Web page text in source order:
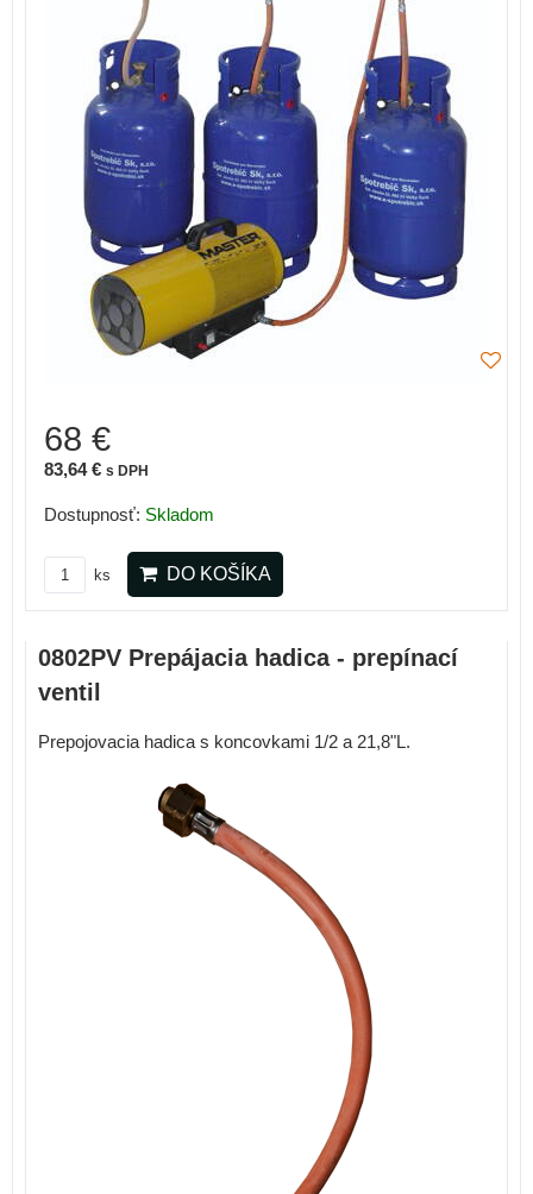
68 €
83,64 € s DPH
Dostupnosť: Skladom
ks DO KOŠÍKA
0802PV Prepájacia hadica - prepínací
ventil
Prepojovacia hadica s koncovkami 1/2 a 21,8"L.